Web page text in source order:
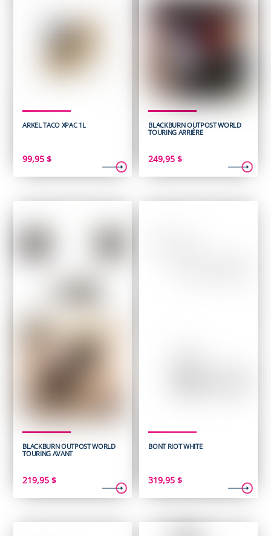
ARKEL TACO XPAC 1L
99,95$
BLACKBURN OUTPOST WORLD
TOURING ARRIÈRE
249,95$
BLACKBURN OUTPOST WORLD
TOURING AVANT
219,95$
BONT RIOT WHITE
319,95$